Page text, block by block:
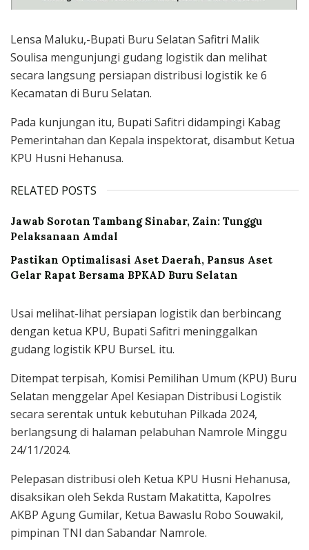
Lensa Maluku,-Bupati Buru Selatan Safitri Malik
Soulisa mengunjungi gudang logistik dan melihat
secara langsung persiapan distribusi logistik ke 6
Kecamatan di Buru Selatan.
Pada kunjungan itu, Bupati Safitri didampingi Kabag
Pemerintahan dan Kepala inspektorat, disambut Ketua
KPU Husni Hehanusa.
RELATED POSTS
Jawab Sorotan Tambang Sinabar, Zain: Tunggu
Pelaksanaan Amdal
Pastikan Optimalisasi Aset Daerah, Pansus Aset
Gelar Rapat Bersama BPKAD Buru Selatan
Usai melihat-lihat persiapan logistik dan berbincang
dengan ketua KPU, Bupati Safitri meninggalkan
gudang logistik KPU BurseL itu.
Ditempat terpisah, Komisi Pemilihan Umum (KPU) Buru
Selatan menggelar Apel Kesiapan Distribusi Logistik
secara serentak untuk kebutuhan Pilkada 2024,
berlangsung di halaman pelabuhan Namrole Minggu
24/11/2024.
Pelepasan distribusi oleh Ketua KPU Husni Hehanusa,
disaksikan oleh Sekda Rustam Makatitta, Kapolres
AKBP Agung Gumilar, Ketua Bawaslu Robo Souwakil,
pimpinan TNI dan Sabandar Namrole.